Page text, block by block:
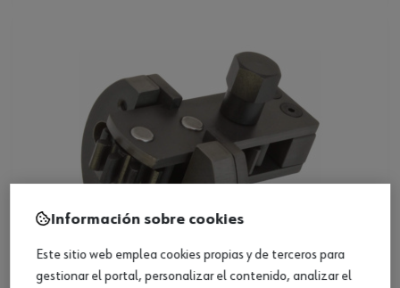
Información sobre cookies
Este sitio web emplea cookies propias y de terceros para
gestionar el portal, personalizar el contenido, analizar el